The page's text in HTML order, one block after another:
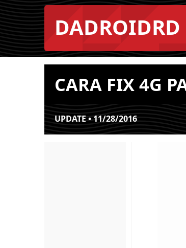
DADROIDRD
CARA FIX 4G
UPDATE • 11/28/2016